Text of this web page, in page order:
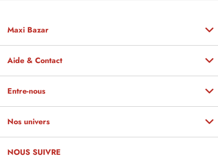
Maxi Bazar
Aide & Contact
Entre-nous
Nos univers
NOUS SUIVRE